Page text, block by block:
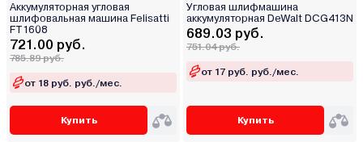
Аккумуляторная угловая
шлифовальная машина Felisatti
FT1608
721.00 руб.
785.89 руб.
от 18 руб. руб./мес.
Купить
Угловая шлифмашина
аккумуляторная DeWalt DCG413N
689.03 руб.
751.04 руб.
от 17 руб. руб./мес.
Купить